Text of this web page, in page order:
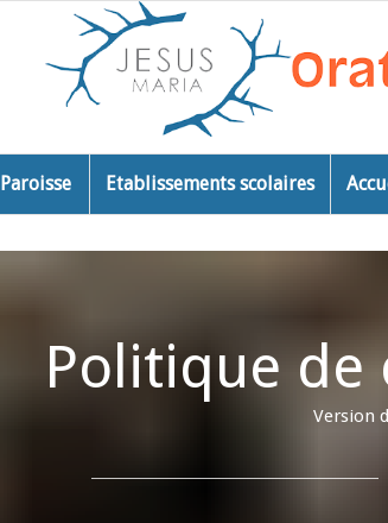
Paroisse Etablissements scolaires
Politique
Version